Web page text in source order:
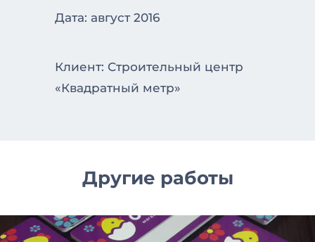
Дата: август 2016
Клиент: Строительный центр
«Квадратный метр»
Другие работы